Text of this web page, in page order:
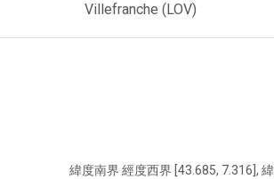
Villefranche (LOV)
緯度南界 經度西界 [43.685, 7.316],